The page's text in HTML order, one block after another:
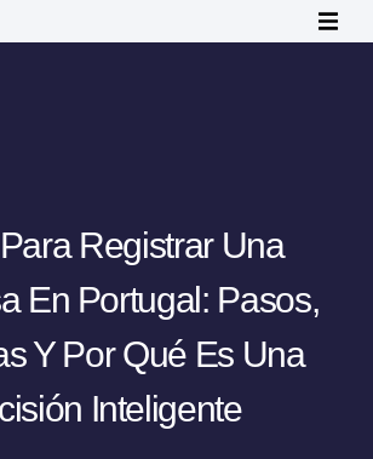
Registrar Una
En Portugal: Pasos,
Y Por Qué Es Una
Inteligente